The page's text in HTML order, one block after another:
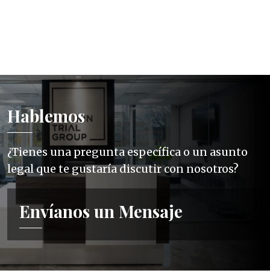
Hablemos
¿Tienes una pregunta específica o un asunto
legal que te gustaría discutir con nosotros?
Envíanos un Mensaje